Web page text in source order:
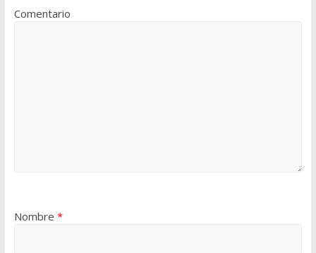
Comentario
Nombre *